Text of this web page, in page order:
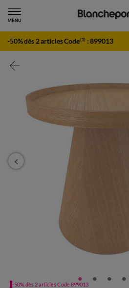
-50% dès 2 articles Code(1) :899013
-50% dès 2 articles Code 899013